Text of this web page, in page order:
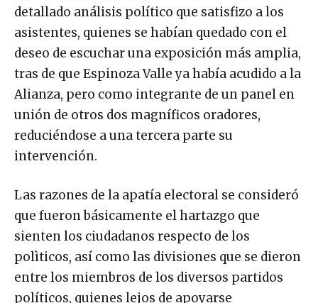
detallado análisis político que satisfizo a los
asistentes, quienes se habían quedado con el
deseo de escuchar una exposición más amplia,
tras de que Espinoza Valle ya había acudido a la
Alianza, pero como integrante de un panel en
unión de otros dos magníficos oradores,
reduciéndose a una tercera parte su
intervención.
Las razones de la apatía electoral se consideró
que fueron básicamente el hartazgo que
sienten los ciudadanos respecto de los
polìticos, así como las divisiones que se dieron
entre los miembros de los diversos partidos
políticos, quienes lejos de apoyarse